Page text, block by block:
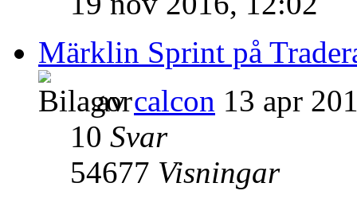
Märklin Sprint på
avcalcon 13 apr
10 Svar
54677 Visningar